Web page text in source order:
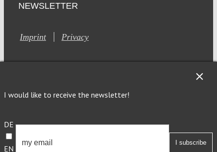
NEWSLETTER
Imprint Privacy
I would like to receive the newsletter!
DE
EN
Hidden label
Hidden label